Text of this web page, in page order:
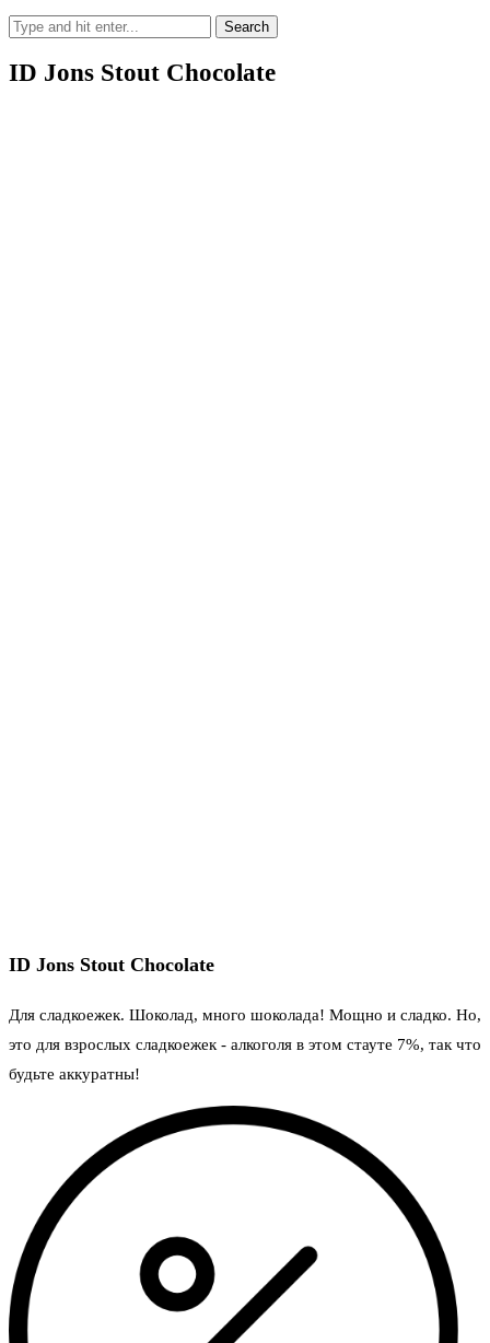
Search
ID Jons Stout Chocolate
ID Jons Stout Chocolate
Для сладкоежек. Шоколад, много шоколада! Мощно и сладко. Но,
это для взрослых сладкоежек - алкоголя в этом стауте 7%, так что
будьте аккуратны!